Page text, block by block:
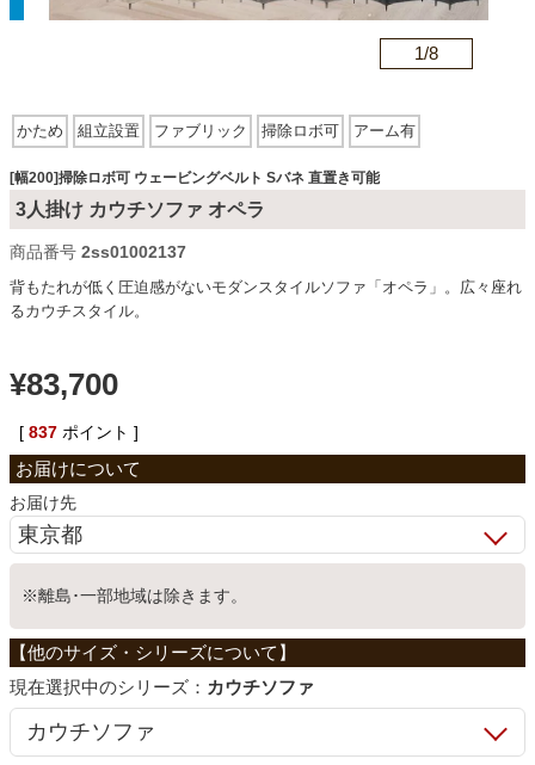
ソファ
ダイニングテーブル・セット
椅子・チェア
ベッド
収納家具
学習机
ホームオフィス
1/8
組立設置 ファブリック 掃除ロボ可 アーム有
ウェービングベルト Sバネ 直置き可能
かため
[幅200]掃除ロボ可 ウェービングベルト Sバネ 直置き可能
3人掛け カウチソファ オペラ
商品番号 2ss01002137
背もたれが低く圧迫感がないモダンスタイルソファ「オペラ」。広々座れ
るカウチスタイル。
¥83,700
[ 837 ポイント ]
お届け先
※離島･一部地域は除きます。
シリーズ： カウチソファ